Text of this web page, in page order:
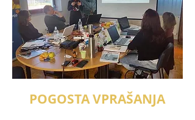
POGOSTA VPRAŠANJA